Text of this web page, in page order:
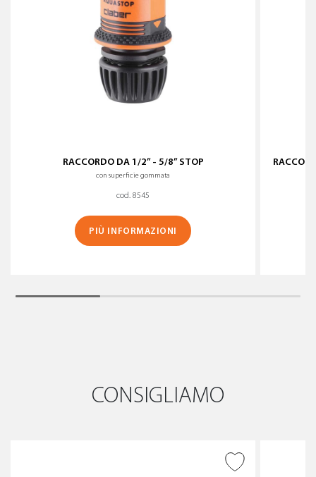
RACCORDO DA 1/2” - 5/8” STOP
con superficie gommata
cod. 8545
PIÙ INFORMAZIONI
CONSIGLIAMO